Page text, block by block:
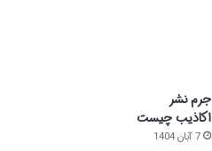
جرم نشر
اکاذیب چیست
7 آبان 1404